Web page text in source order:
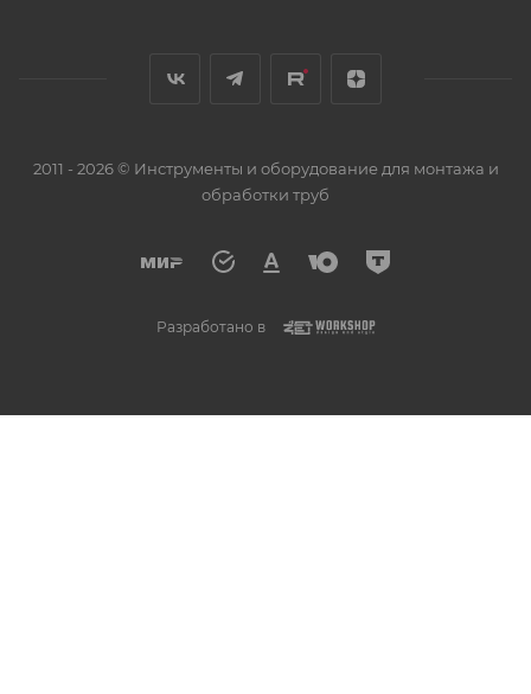
2011 - 2026 © Инструменты и оборудование для монтажа и
обработки труб
Разработано в